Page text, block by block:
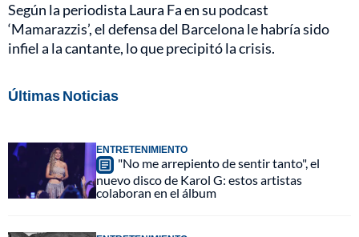
Según la periodista Laura Fa en su podcast
‘Mamarazzis’, el defensa del Barcelona le habría sido
infiel a la cantante, lo que precipitó la crisis.
Últimas Noticias
ENTRETENIMIENTO
"No me arrepiento de sentir tanto", el
nuevo disco de Karol G: estos artistas
colaboran en el álbum